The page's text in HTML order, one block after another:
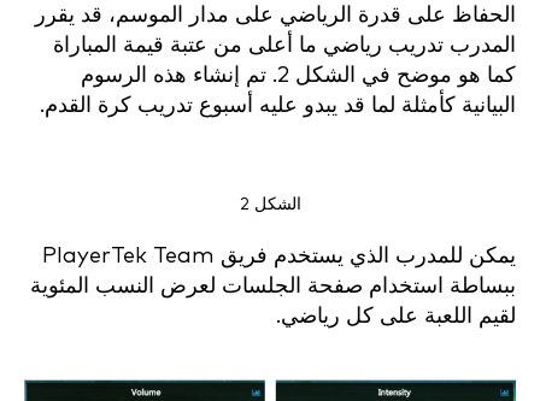
الحفاظ على قدرة الرياضي على مدار الموسم، قد يقرر
المدرب تدريب رياضي ما أعلى من عتبة قيمة المباراة
كما هو موضح في الشكل 2. تم إنشاء هذه الرسوم
البيانية كأمثلة لما قد يبدو عليه أسبوع تدريب كرة القدم.
الشكل 2
يمكن للمدرب الذي يستخدم فريق PlayerTek Team
ببساطة استخدام صفحة الجلسات لعرض النسب المئوية
لقيم اللعبة على كل رياضي.